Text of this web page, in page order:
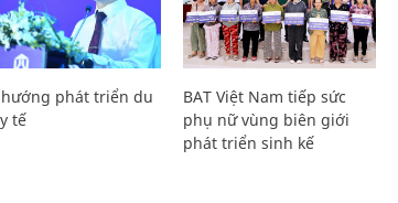
phát triển du
tế
BAT Việt Nam tiếp sức
phụ nữ vùng biên giới
phát triển sinh kế